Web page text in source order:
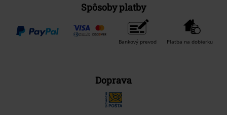
Spôsoby platby
Bankový prevod Platba na dobierku
Doprava